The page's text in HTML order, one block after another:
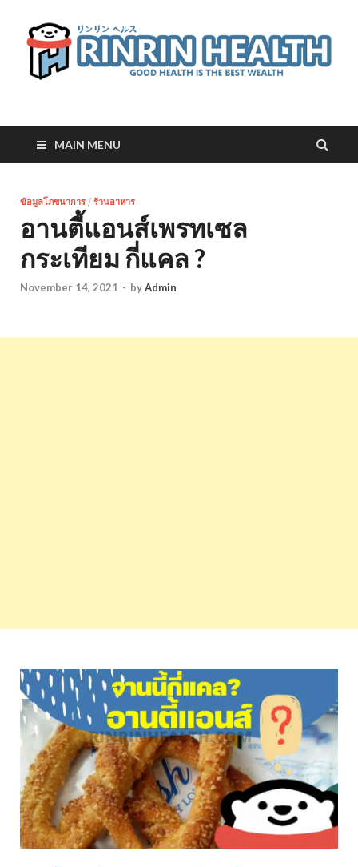
RinRin Health
MAIN MENU
ข้อมูลโภชนาการ / ร้านอาหาร
อานตี้แอนส์เพรทเซล
กระเทียม กี่แคล ?
November 14, 2021 - byAdmin